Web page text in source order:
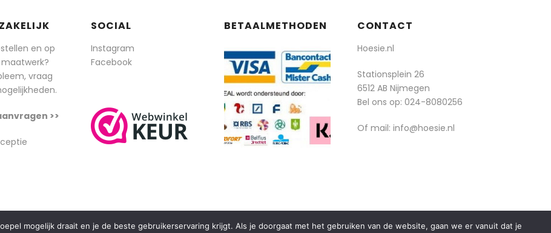
en op
vraag
>>
SOCIAL
Instagram
Facebook
BETAALMETHODEN CONTACT
Hoesie.nl
Stationsplein 26
6512 AB Nijmegen
Bel ons op: 024-8080256
Of mail: info@hoesie.nl
mogelijk draait en je de beste gebruikerservaring krijgt. Als je doorgaat met het gebruiken van de website, gaan we er vanuit dat je